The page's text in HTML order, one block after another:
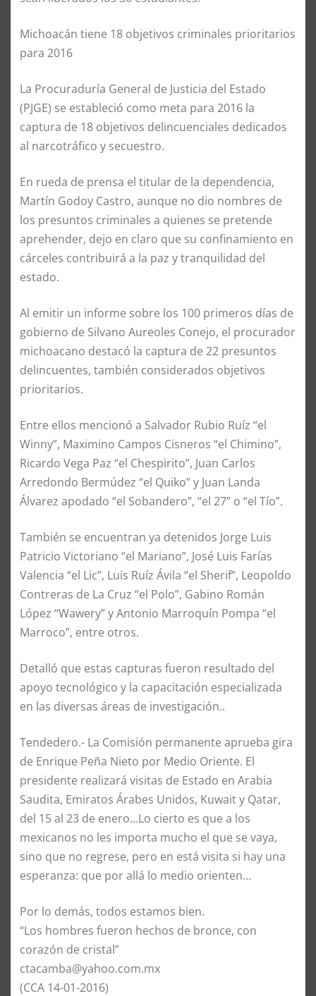
Michoacán tiene 18 objetivos criminales prioritarios
para 2016
La Procuraduría General de Justicia del Estado
(PJGE) se estableció como meta para 2016 la
captura de 18 objetivos delincuenciales dedicados
al narcotráfico y secuestro.
En rueda de prensa el titular de la dependencia,
Martín Godoy Castro, aunque no dio nombres de
los presuntos criminales a quienes se pretende
aprehender, dejo en claro que su confinamiento en
cárceles contribuirá a la paz y tranquilidad del
estado.
Al emitir un informe sobre los 100 primeros días de
gobierno de Silvano Aureoles Conejo, el procurador
michoacano destacó la captura de 22 presuntos
delincuentes, también considerados objetivos
prioritarios.
Entre ellos mencionó a Salvador Rubio Ruíz “el
Winny”, Maximino Campos Cisneros “el Chimino”,
Ricardo Vega Paz “el Chespirito”, Juan Carlos
Arredondo Bermúdez “el Quiko” y Juan Landa
Álvarez apodado “el Sobandero”, “el 27” o “el Tío”.
También se encuentran ya detenidos Jorge Luis
Patricio Victoriano “el Mariano”, José Luis Farías
Valencia “el Lic”, Luis Ruíz Ávila “el Sherif”, Leopoldo
Contreras de La Cruz “el Polo”, Gabino Román
López “Wawery” y Antonio Marroquín Pompa “el
Marroco”, entre otros.
Detalló que estas capturas fueron resultado del
apoyo tecnológico y la capacitación especializada
en las diversas áreas de investigación..
Tendedero.- La Comisión permanente aprueba gira
de Enrique Peña Nieto por Medio Oriente. El
presidente realizará visitas de Estado en Arabia
Saudita, Emiratos Árabes Unidos, Kuwait y Qatar,
del 15 al 23 de enero…Lo cierto es que a los
mexicanos no les importa mucho el que se vaya,
sino que no regrese, pero en está visita si hay una
esperanza: que por allá lo medio orienten…
Por lo demás, todos estamos bien.
“Los hombres fueron hechos de bronce, con
corazón de cristal”
ctacamba@yahoo.com.mx
(CCA 14-01-2016)